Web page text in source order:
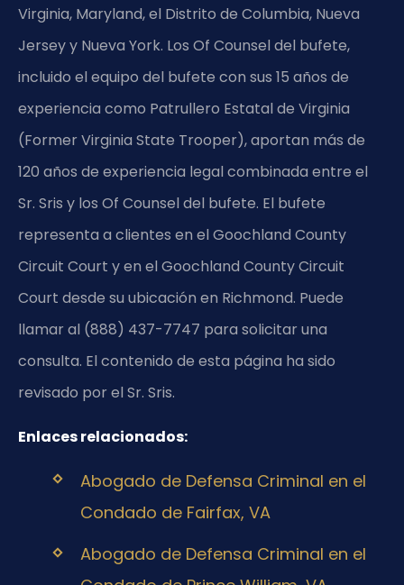
Virginia, Maryland, el Distrito de Columbia, Nueva
Jersey y Nueva York. Los Of Counsel del bufete,
incluido el equipo del bufete con sus 15 años de
experiencia como Patrullero Estatal de Virginia
(Former Virginia State Trooper), aportan más de
120 años de experiencia legal combinada entre el
Sr. Sris y los Of Counsel del bufete. El bufete
representa a clientes en el Goochland County
Circuit Court y en el Goochland County Circuit
Court desde su ubicación en Richmond. Puede
llamar al (888) 437-7747 para solicitar una
consulta. El contenido de esta página ha sido
revisado por el Sr. Sris.
Enlaces relacionados:
Abogado de Defensa Criminal en el
Condado de Fairfax, VA
Abogado de Defensa Criminal en el